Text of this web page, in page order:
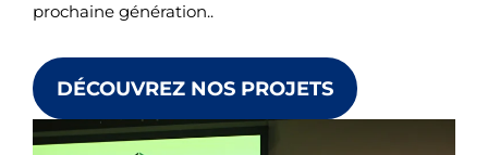
prochaine génération..
DÉCOUVREZ NOS PROJETS